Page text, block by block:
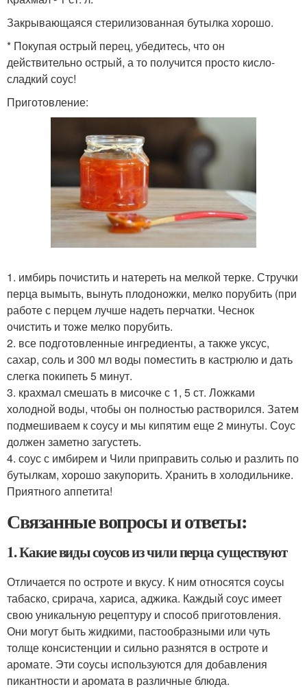
Закрывающаяся стерилизованная бутылка хорошо.
* Покупая острый перец, убедитесь, что он
действительно острый, а то получится просто кисло-
сладкий соус!
Приготовление:
1. имбирь почистить и натереть на мелкой терке. Стручки
перца вымыть, вынуть плодоножки, мелко порубить (при
работе с перцем лучше надеть перчатки. Чеснок
очистить и тоже мелко порубить.
2. все подготовленные ингредиенты, а также уксус,
сахар, соль и 300 мл воды поместить в кастрюлю и дать
слегка покипеть 5 минут.
3. крахмал смешать в мисочке с 1, 5 ст. Ложками
холодной воды, чтобы он полностью растворился. Затем
подмешиваем к соусу и мы кипятим еще 2 минуты. Соус
должен заметно загустеть.
4. соус с имбирем и Чили приправить солью и разлить по
бутылкам, хорошо закупорить. Хранить в холодильнике.
Приятного аппетита!
Связанные вопросы и ответы:
1. Какие виды соусов из чили перца существуют
Отличается по остроте и вкусу. К ним относятся соусы
табаско, срирача, хариса, аджика. Каждый соус имеет
свою уникальную рецептуру и способ приготовления.
Они могут быть жидкими, пастообразными или чуть
толще консистенции и сильно разнятся в остроте и
аромате. Эти соусы используются для добавления
пикантности и аромата в различные блюда.